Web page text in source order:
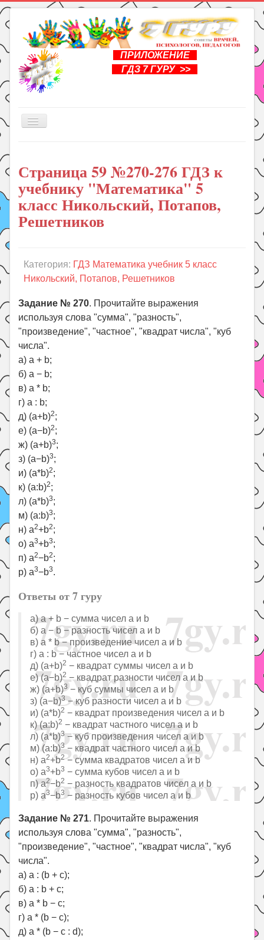
ПРИЛОЖЕНИЕ
ГДЗ 7 ГУРУ >>
Включить/
Книги
Рукоделие
Подготовка к школе
Уроки
Праздники
Летом!
Поиск
Страница 59 №270-276 ГДЗ к
учебнику "Математика" 5
класс Никольский, Потапов,
Решетников
Категория: ГДЗ Математика учебник 5 класс
Никольский, Потапов, Решетников
Задание № 270. Прочитайте выражения
используя слова "сумма", "разность",
"произведение", "частное", "квадрат числа", "куб
числа".
а) a + b;
б) a − b;
в) a * b;
г) a : b;
д) (a+b)2;
е) (a−b)2;
ж) (a+b)3;
з) (a−b)3;
и) (a*b)2;
к) (a:b)2;
л) (a*b)3;
м) (a:b)3;
н) a2+b2;
о) a3+b3;
п) a2−b2;
р) a3−b3.
Ответы от 7 гуру
а) a + b − сумма чисел a и b
б) a − b − разность чисел a и b
в) a * b − произведение чисел a и b
г) a : b − частное чисел a и b
д) (a+b)2 − квадрат суммы чисел a и b
е) (a−b)2− квадрат разности чисел a и b
ж) (a+b)3− куб суммы чисел a и b
з) (a−b)3− куб разности чисел a и b
и) (a*b)2 − квадрат произведения чисел a и b
к) (a:b)2 − квадрат частного чисел a и b
л) (a*b)3− куб произведения чисел a и b
м) (a:b)3− квадрат частного чисел a и b
н) a2+b2− сумма квадратов чисел a и b
о) a3+b3 − сумма кубов чисел a и b
п) a2−b2 − разность квадратов чисел a и b
р) a3−b3 − разность кубов чисел a и b
Задание № 271. Прочитайте выражения
используя слова "сумма", "разность",
"произведение", "частное", "квадрат числа", "куб
числа".
а) a : (b + c);
б) a : b + c;
в) a * b − c;
г) a * (b − c);
д) a * (b − c : d);